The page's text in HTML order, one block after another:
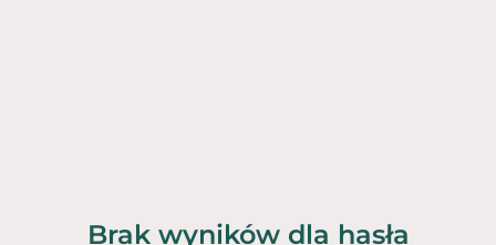
Brak wyników dla hasła